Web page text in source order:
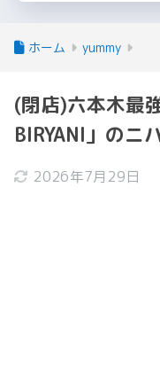
ホーム yummy
(閉店)六本木最
BIRYANI」のニ
2026年7月29日